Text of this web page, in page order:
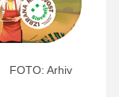
FOTO: Arhiv